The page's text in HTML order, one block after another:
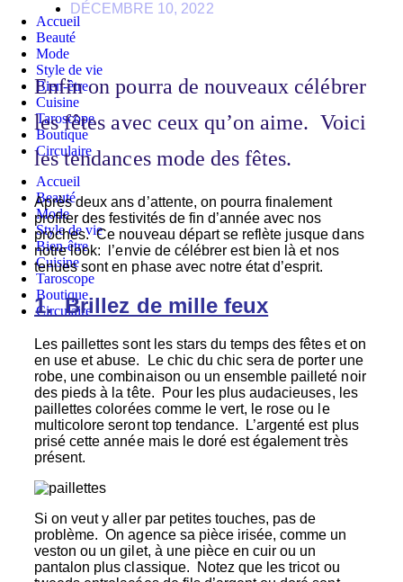
Accueil
Beauté
Mode
Style de vie
Bien-être
Cuisine
Taroscope
Boutique
Circulaire
Accueil
Beauté
Mode
Style de vie
Bien-être
Cuisine
Taroscope
Boutique
Circulaire
DÉCEMBRE 10, 2022
Enfin on pourra de nouveaux célébrer
les fêtes avec ceux qu’on aime. Voici
les tendances mode des fêtes.
Après deux ans d’attente, on pourra finalement
profiter des festivités de fin d’année avec nos
proches. Ce nouveau départ se reflète jusque dans
notre look: l’envie de célébrer est bien là et nos
tenues sont en phase avec notre état d’esprit.
1. Brillez de mille feux
Les paillettes sont les stars du temps des fêtes et on
en use et abuse. Le chic du chic sera de porter une
robe, une combinaison ou un ensemble pailleté noir
des pieds à la tête. Pour les plus audacieuses, les
paillettes colorées comme le vert, le rose ou le
multicolore seront top tendance. L’argenté est plus
prisé cette année mais le doré est également très
présent.
Si on veut y aller par petites touches, pas de
problème. On agence sa pièce irisée, comme un
veston ou un gilet, à une pièce en cuir ou un
pantalon plus classique. Notez que les tricot ou